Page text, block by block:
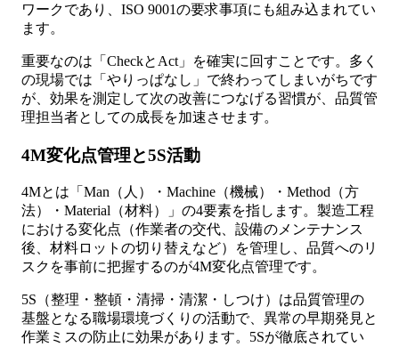
ワークであり、ISO 9001の要求事項にも組み込まれてい
ます。
重要なのは「CheckとAct」を確実に回すことです。多く
の現場では「やりっぱなし」で終わってしまいがちです
が、効果を測定して次の改善につなげる習慣が、品質管
理担当者としての成長を加速させます。
4M変化点管理と5S活動
4Mとは「Man（人）・Machine（機械）・Method（方
法）・Material（材料）」の4要素を指します。製造工程
における変化点（作業者の交代、設備のメンテナンス
後、材料ロットの切り替えなど）を管理し、品質へのリ
スクを事前に把握するのが4M変化点管理です。
5S（整理・整頓・清掃・清潔・しつけ）は品質管理の
基盤となる職場環境づくりの活動で、異常の早期発見と
作業ミスの防止に効果があります。5Sが徹底されてい